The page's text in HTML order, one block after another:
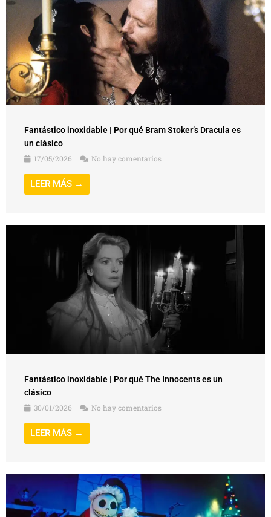
Fantástico inoxidable | Por qué Bram Stoker’s Dracula es
un clásico
17/05/2026
No hay comentarios
LEER MÁS →
Fantástico inoxidable | Por qué The Innocents es un
clásico
30/01/2026
No hay comentarios
LEER MÁS →